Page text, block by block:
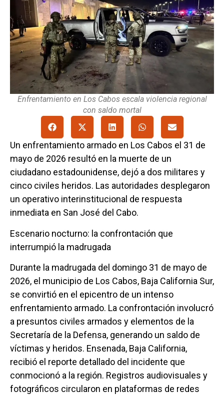
Enfrentamiento en Los Cabos escala violencia regional
con saldo mortal
Un enfrentamiento armado en Los Cabos el 31 de
mayo de 2026 resultó en la muerte de un
ciudadano estadounidense, dejó a dos militares y
cinco civiles heridos. Las autoridades desplegaron
un operativo interinstitucional de respuesta
inmediata en San José del Cabo.
Escenario nocturno: la confrontación que
interrumpió la madrugada
Durante la madrugada del domingo 31 de mayo de
2026, el municipio de Los Cabos, Baja California Sur,
se convirtió en el epicentro de un intenso
enfrentamiento armado. La confrontación involucró
a presuntos civiles armados y elementos de la
Secretaría de la Defensa, generando un saldo de
víctimas y heridos. Ensenada, Baja California,
recibió el reporte detallado del incidente que
conmocionó a la región. Registros audiovisuales y
fotográficos circularon en plataformas de redes